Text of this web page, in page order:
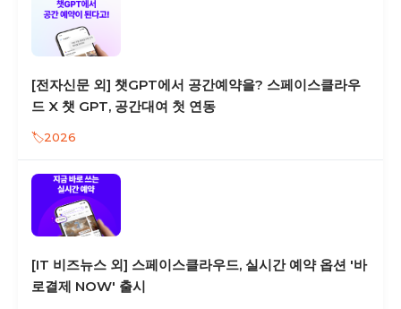
[전자신문 외] 챗GPT에서 공간예약을? 스페이스클라우
드 X 챗 GPT, 공간대여 첫 연동
2026
[IT 비즈뉴스 외] 스페이스클라우드, 실시간 예약 옵션 '바
로결제 NOW' 출시